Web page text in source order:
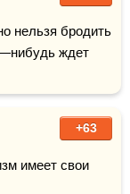
нельзя бродить
+63
имеет свои